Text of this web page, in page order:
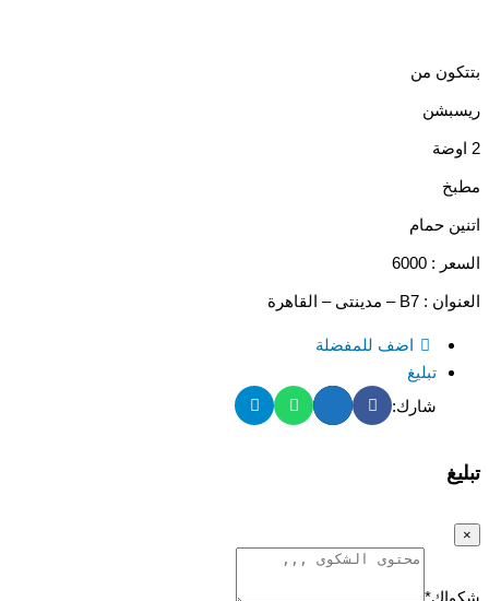
بتتكون من
ريسبشن
2 اوضة
مطبخ
اتنين حمام
السعر : 6000
العنوان : B7 – مدينتى – القاهرة
اضف للمفضلة
تبليغ
شارك:
تبليغ
×
شكواك*